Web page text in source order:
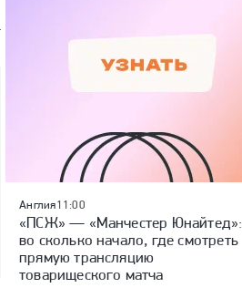
Англия11:00
«ПСЖ» — «Манчестер Юнайтед»:
во сколько начало, где смотреть
прямую трансляцию
товарищеского матча